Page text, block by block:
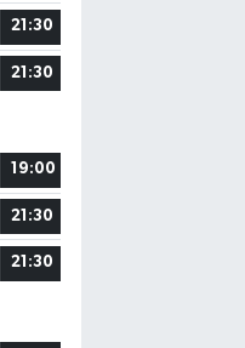
21:30
21:30
19:00
21:30
21:30